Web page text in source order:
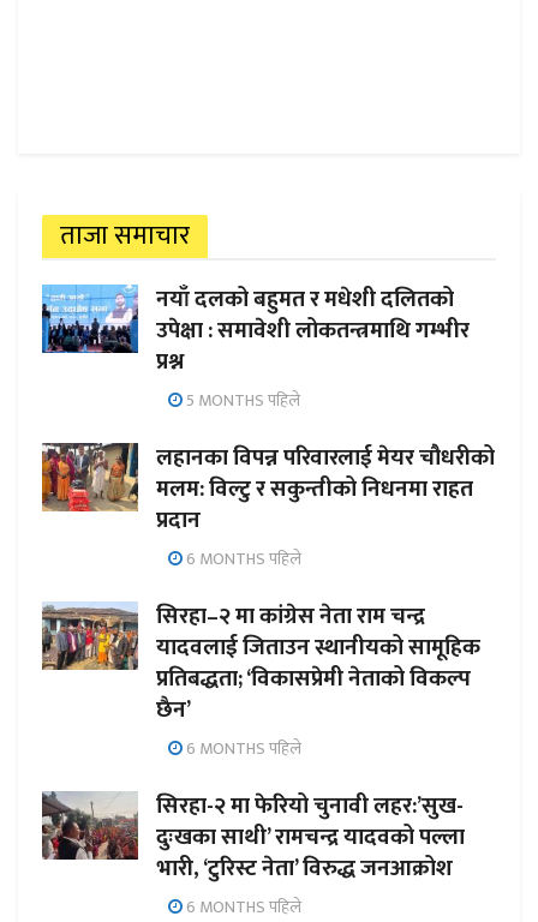
ताजा समाचार
नयाँ दलको बहुमत र मधेशी दलितको
उपेक्षा : समावेशी लोकतन्त्रमाथि गम्भीर
प्रश्न
5 MONTHS पहिले
लहानका विपन्न परिवारलाई मेयर चौधरीको
मलम: विल्टु र सकुन्तीको निधनमा राहत
प्रदान
6 MONTHS पहिले
सिरहा–२ मा कांग्रेस नेता राम चन्द्र
यादवलाई जिताउन स्थानीयको सामूहिक
प्रतिबद्धता; ‘विकासप्रेमी नेताको विकल्प
छैन’
6 MONTHS पहिले
सिरहा-२ मा फेरियो चुनावी लहर:’सुख-
दुःखका साथी’ रामचन्द्र यादवको पल्ला
भारी, ‘टुरिस्ट नेता’ विरुद्ध जनआक्रोश
6 MONTHS पहिले